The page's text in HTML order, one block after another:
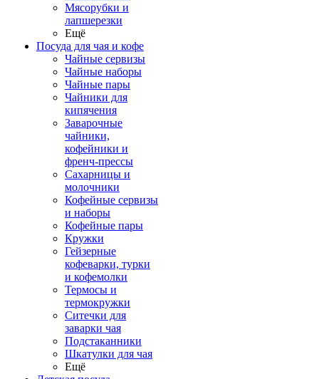
Мясорубки и
лапшерезки
Ещё
Посуда для чая и кофе
Чайные сервизы
Чайные наборы
Чайные пары
Чайники для
кипячения
Заварочные
чайники,
кофейники и
френч-прессы
Сахарницы и
молочники
Кофейные сервизы
и наборы
Кофейные пары
Кружки
Гейзерные
кофеварки, турки
и кофемолки
Термосы и
термокружки
Ситечки для
заварки чая
Подстаканники
Шкатулки для чая
Ещё